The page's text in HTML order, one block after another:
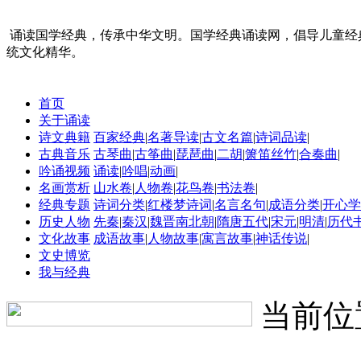
诵读国学经典，传承中华文明。国学经典诵读网，倡导儿童
统文化精华。
首页
关于诵读
诗文典籍 百家经典|名著导读|古文名篇|诗词品读|
古典音乐 古琴曲|古筝曲|琵琶曲|二胡|箫笛丝竹|合奏曲|
吟诵视频 诵读|吟唱|动画|
名画赏析 山水卷| 人物卷|花鸟卷|书法卷|
经典专题 诗词分类|红楼梦诗词|名言名句|成语分类|开心
历史人物 先秦|秦汉|魏晋南北朝|隋唐五代|宋元|明清|历代
文化故事 成语故事| 人物故事|寓言故事|神话传说|
文史博览
我与经典
当前